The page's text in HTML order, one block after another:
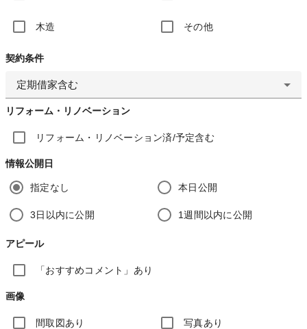
木造 その他
契約条件
定期借家含む
リフォーム・リノベーション
リフォーム・リノベーション済/予定含む
情報公開日
指定なし 本日公開
3日以内に公開 1週間以内に公開
アピール
「おすすめコメント」あり
画像
間取図あり 写真あり